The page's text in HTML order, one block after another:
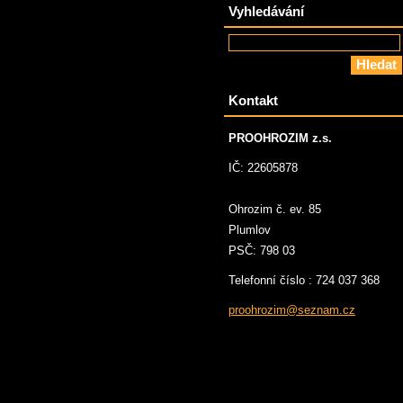
Vyhledávání
Kontakt
PROOHROZIM z.s.
IČ: 22605878
Ohrozim č. ev. 85
Plumlov
PSČ: 798 03
Telefonní číslo : 724 037 368
proohrozim@seznam.cz